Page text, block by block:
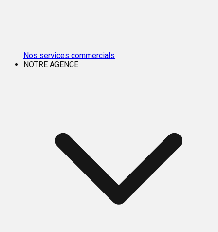
Nos services commercials
NOTRE AGENCE